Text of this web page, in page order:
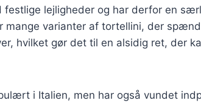
lejligheder og har derfor en
mange varianter af tortellini, der
hvilket gør det til en alsidig ret, der
i Italien, men har også vundet